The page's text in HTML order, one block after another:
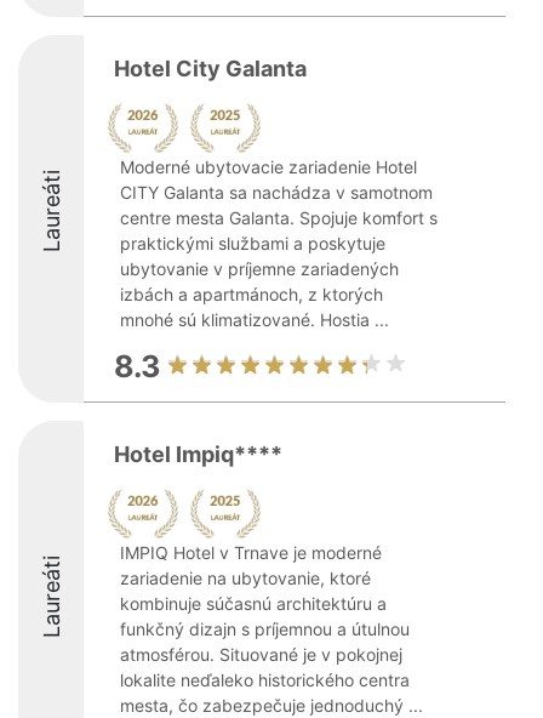
Laureáti
Hotel City Galanta
Moderné ubytovacie zariadenie Hotel
CITY Galanta sa nachádza v samotnom
centre mesta Galanta. Spojuje komfort s
praktickými službami a poskytuje
ubytovanie v príjemne zariadených
izbách a apartmánoch, z ktorých
mnohé sú klimatizované. Hostia ...
8.3
Laureáti
Hotel Impiq****
IMPIQ Hotel v Trnave je moderné
zariadenie na ubytovanie, ktoré
kombinuje súčasnú architektúru a
funkčný dizajn s príjemnou a útulnou
atmosférou. Situované je v pokojnej
lokalite neďaleko historického centra
mesta, čo zabezpečuje jednoduchý ...